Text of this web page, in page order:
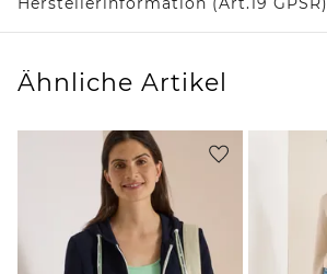
Ähnliche Artikel